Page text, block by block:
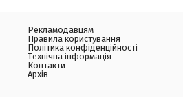
Рекламодавцям
Правила користування
Політика конфіденційності
Технічна інформація
Контакти
Архів